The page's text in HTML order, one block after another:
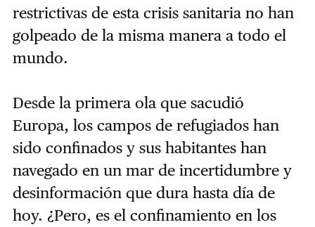
restrictivas de esta crisis sanitaria no han
golpeado de la misma manera a todo el
mundo.
Desde la primera ola que sacudió
Europa, los campos de refugiados han
sido confinados y sus habitantes han
navegado en un mar de incertidumbre y
desinformación que dura hasta día de
hoy. ¿Pero, es el confinamiento en los